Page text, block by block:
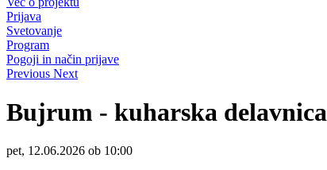
Prijava
Svetovanje
Program
Pogoji in način prijave
Previous Next
Bujrum - kuharska delavnica
pet, 12.06.2026 ob 10:00